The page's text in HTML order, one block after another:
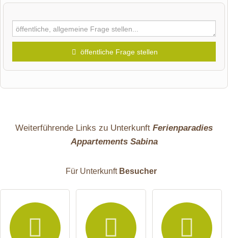
öffentliche Frage stellen
Weiterführende Links zu Unterkunft Ferienparadies
Appartements Sabina
Für Unterkunft Besucher